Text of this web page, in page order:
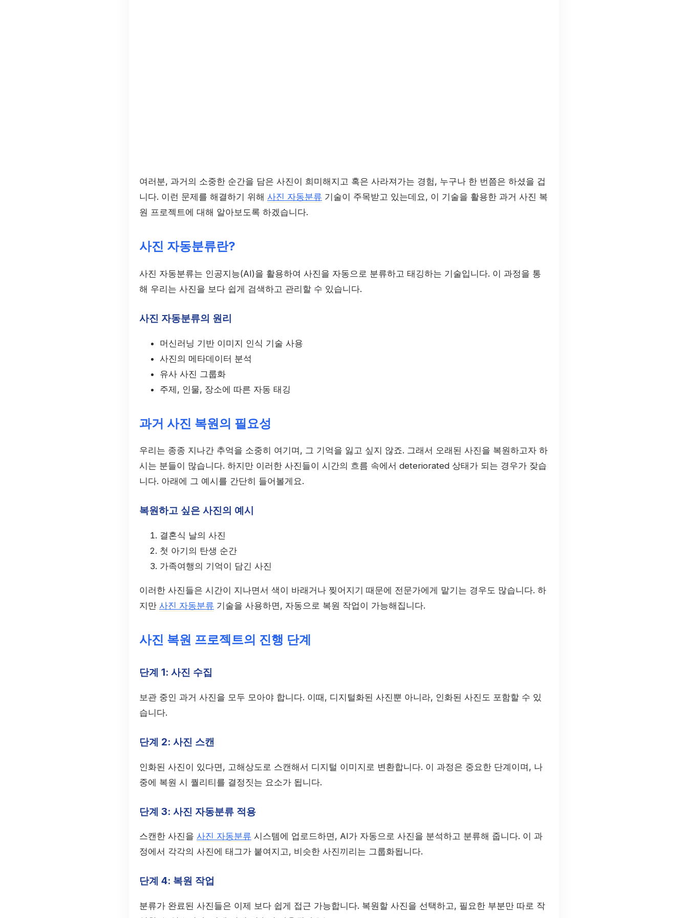
여러분, 과거의 소중한 순간을 담은 사진이 희미해지고 혹은 사라져가는 경험, 누구나 한 번쯤은 하셨을 겁
니다. 이런 문제를 해결하기 위해 사진 자동분류 기술이 주목받고 있는데요, 이 기술을 활용한 과거 사진 복
원 프로젝트에 대해 알아보도록 하겠습니다.
사진 자동분류란?
사진 자동분류는 인공지능(AI)을 활용하여 사진을 자동으로 분류하고 태깅하는 기술입니다. 이 과정을 통
해 우리는 사진을 보다 쉽게 검색하고 관리할 수 있습니다.
사진 자동분류의 원리
머신러닝 기반 이미지 인식 기술 사용
사진의 메타데이터 분석
유사 사진 그룹화
주제, 인물, 장소에 따른 자동 태깅
과거 사진 복원의 필요성
우리는 종종 지나간 추억을 소중히 여기며, 그 기억을 잃고 싶지 않죠. 그래서 오래된 사진을 복원하고자 하
시는 분들이 많습니다. 하지만 이러한 사진들이 시간의 흐름 속에서 deteriorated 상태가 되는 경우가 잦습
니다. 아래에 그 예시를 간단히 들어볼게요.
복원하고 싶은 사진의 예시
결혼식 날의 사진
첫 아기의 탄생 순간
가족여행의 기억이 담긴 사진
이러한 사진들은 시간이 지나면서 색이 바래거나 찢어지기 때문에 전문가에게 맡기는 경우도 많습니다. 하
지만 사진 자동분류 기술을 사용하면, 자동으로 복원 작업이 가능해집니다.
사진 복원 프로젝트의 진행 단계
단계 1: 사진 수집
보관 중인 과거 사진을 모두 모아야 합니다. 이때, 디지털화된 사진뿐 아니라, 인화된 사진도 포함할 수 있
습니다.
단계 2: 사진 스캔
인화된 사진이 있다면, 고해상도로 스캔해서 디지털 이미지로 변환합니다. 이 과정은 중요한 단계이며, 나
중에 복원 시 퀄리티를 결정짓는 요소가 됩니다.
단계 3: 사진 자동분류 적용
스캔한 사진을 사진 자동분류 시스템에 업로드하면, AI가 자동으로 사진을 분석하고 분류해 줍니다. 이 과
정에서 각각의 사진에 태그가 붙여지고, 비슷한 사진끼리는 그룹화됩니다.
단계 4: 복원 작업
분류가 완료된 사진들은 이제 보다 쉽게 접근 가능합니다. 복원할 사진을 선택하고, 필요한 부분만 따로 작